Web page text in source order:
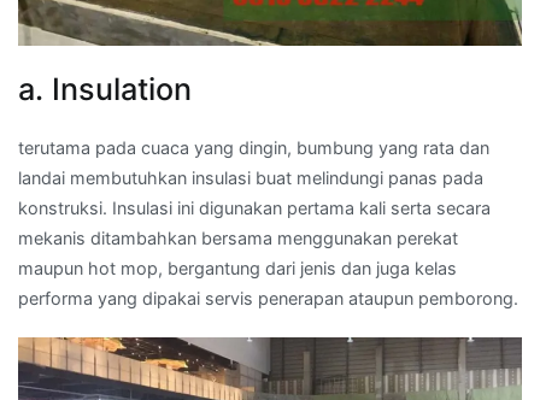
a. Insulation
terutama pada cuaca yang dingin, bumbung yang rata dan
landai membutuhkan insulasi buat melindungi panas pada
konstruksi. Insulasi ini digunakan pertama kali serta secara
mekanis ditambahkan bersama menggunakan perekat
maupun hot mop, bergantung dari jenis dan juga kelas
performa yang dipakai servis penerapan ataupun pemborong.